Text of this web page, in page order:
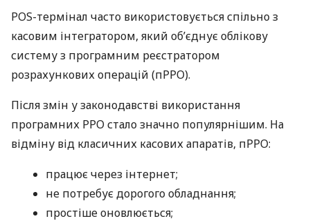
POS-термінал часто використовується спільно з
касовим інтегратором, який об’єднує облікову
систему з програмним реєстратором
розрахункових операцій (пРРО).
Після змін у законодавстві використання
програмних РРО стало значно популярнішим. На
відміну від класичних касових апаратів, пРРО:
працює через інтернет;
не потребує дорогого обладнання;
простіше оновлюється;